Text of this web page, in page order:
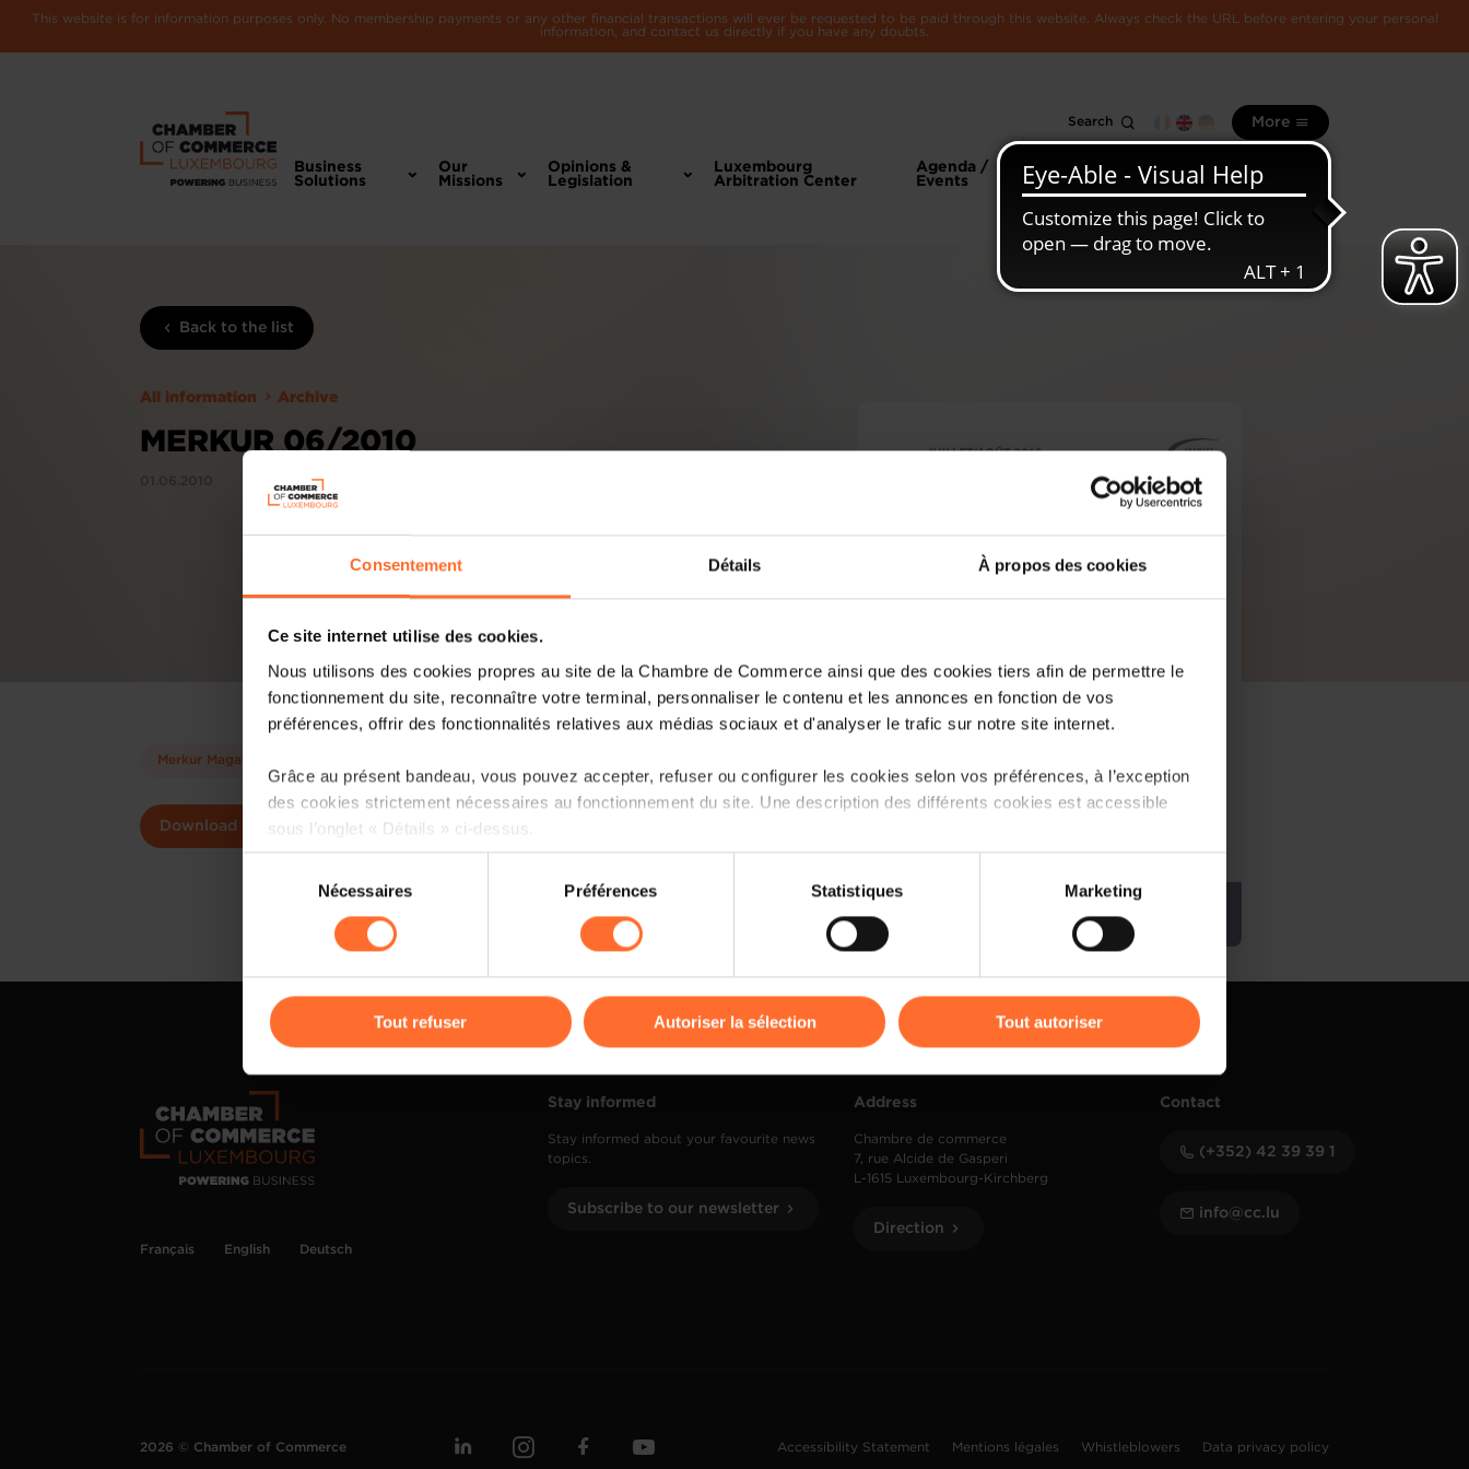
Consentement Détails À propos des cookies
Ce site internet utilise des cookies.
Nous utilisons des cookies propres au site de la Chambre de Commerce ainsi que des cookies tiers afin de permettre le
fonctionnement du site, reconnaître votre terminal, personnaliser le contenu et les annonces en fonction de vos
préférences, offrir des fonctionnalités relatives aux médias sociaux et d'analyser le trafic sur notre site internet.
Grâce au présent bandeau, vous pouvez accepter, refuser ou configurer les cookies selon vos préférences, à l’exception
des cookies strictement nécessaires au fonctionnement du site. Une description des différents cookies est accessible
sous l’onglet « Détails » ci-dessus.
Il est précisé que la navigation sur le site et certaines fonctionnalités (ex : lecture de vidéos, partage sur les réseaux
sociaux, sauvegarde des préférences de lecture vidéo, personnalisation de l’affichage du site) peuvent être affectées en
cas de refus de tous les cookies ou des cookies non nécessaires.
gauche de chaque page.
personnelles, vous pouvez consulter notre
personnelles
consentement
Nécessaires Préférences Statistiques Marketing
Tout refuser Autoriser la sélection Tout autoriser
This website is for information purposes only. No membership payments or any other financial transactions will ever be requested to be paid through this website. Always check the URL before entering your personal
information, and contact us directly if you have any doubts.
Search More
Business
Solutions
Our
Missions
Opinions &
Legislation
Luxembourg
Arbitration Center
Agenda /
Events
information
Luxembourg
economy
Back to the list
All information Archive
MERKUR 06/2010
Merkur Magazine
Download
Français English Deutsch
Stay informed
Stay informed about your favourite news
topics.
Subscribe to our newsletter
Address
Chambre de commerce
7, rue Alcide de Gasperi
L-1615 Luxembourg-Kirchberg
Direction
Contact
(+352) 42 39 39 1
info@cc.lu
2026 © Chamber of Commerce Accessibility Statement Mentions légales Whistleblowers Data privacy policy